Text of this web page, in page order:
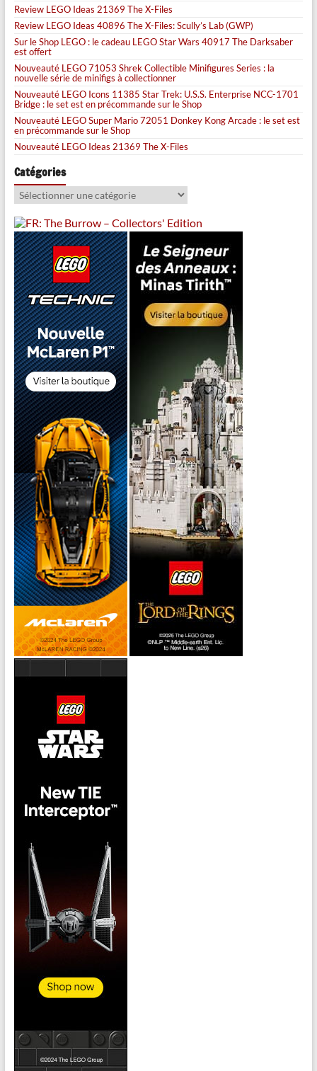
Review LEGO Ideas 21369 The X-Files
Review LEGO Ideas 40896 The X-Files: Scully’s Lab (GWP)
Sur le Shop LEGO : le cadeau LEGO Star Wars 40917 The Darksaber
est offert
Nouveauté LEGO 71053 Shrek Collectible Minifigures Series : la
nouvelle série de minifigs à collectionner
Nouveauté LEGO Icons 11385 Star Trek: U.S.S. Enterprise NCC-1701
Bridge : le set est en précommande sur le Shop
Nouveauté LEGO Super Mario 72051 Donkey Kong Arcade : le set est
en précommande sur le Shop
Nouveauté LEGO Ideas 21369 The X-Files
Catégories
Catégories